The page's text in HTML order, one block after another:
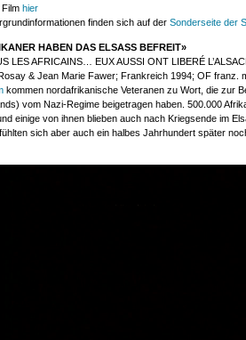
Filmhier
finden sich auf derSonderseite der
HABEN DAS ELSASS BEFREIT»
LES AFRICAINS… EUX AUSSI ONT LIBERÉ
& Jean Marie Fawer; Frankreich 1994; OF franz.
kommen nordafrikanische Veteranen zu Wort, die zur
vom Nazi-Regime beigetragen haben. 500.000
einige von ihnen blieben auch nach Kriegsende im
sich aber auch ein halbes Jahrhundert später